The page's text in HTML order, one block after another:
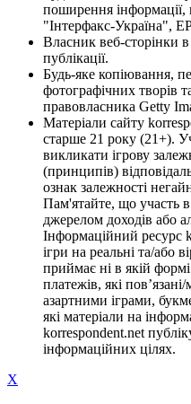
поширення
"Інтерфакс-Україна",
Власник веб-сторінки
публікації.
Будь-яке копіювання,
фотографічних творів
правовласника Getty
Матеріали сайту
старше 21 року (21+).
викликати ігрову
(принципів)
ознак залежності
Пам'ятайте, що участь
джерелом доходів або
Інформаційний ресурс
ігри на реальні та/або
приймає ні в якій
платежів, які
азартними іграми,
які матеріали на
korrespondent.net
інформаційних цілях.
X